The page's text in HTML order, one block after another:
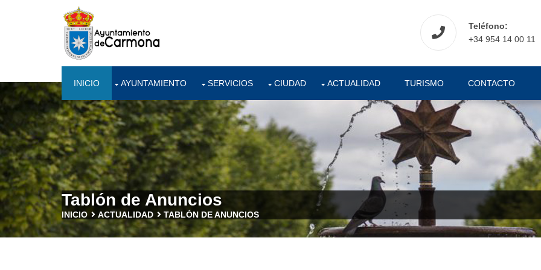
Teléfono:
+34 954 14 00 11
INICIO AYUNTAMIENTO SERVICIOS CIUDAD ACTUALIDAD TURISMO CONTACTO
Tablón de Anuncios
INICIO ACTUALIDAD TABLÓN DE ANUNCIOS